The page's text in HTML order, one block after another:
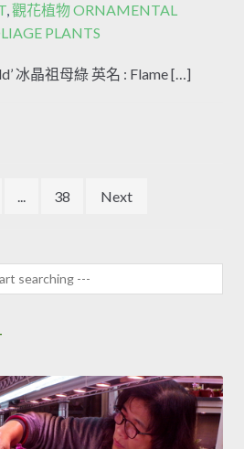
,觀花植物 ORNAMENTAL
PLANTS
冰晶祖母綠 英名 : Flame […]
... 38 Next